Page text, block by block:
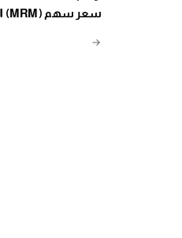
→
(2026/08/07) اليوم (MRM) سعر سهم